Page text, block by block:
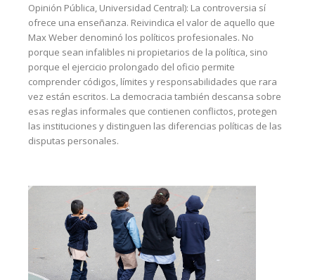
Opinión Pública, Universidad Central): La controversia sí
ofrece una enseñanza. Reivindica el valor de aquello que
Max Weber denominó los políticos profesionales. No
porque sean infalibles ni propietarios de la política, sino
porque el ejercicio prolongado del oficio permite
comprender códigos, límites y responsabilidades que rara
vez están escritos. La democracia también descansa sobre
esas reglas informales que contienen conflictos, protegen
las instituciones y distinguen las diferencias políticas de las
disputas personales.